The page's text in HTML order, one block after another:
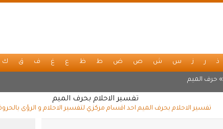
ذ ر ز س ش ص ض ط ظ ع غ ف ق ك
» حرف الميم
تفسير الاحلام بحرف الميم
تفسير الاحلام بحرف الميم احد اقسام مركزي لتفسير الاحلام و الرؤى